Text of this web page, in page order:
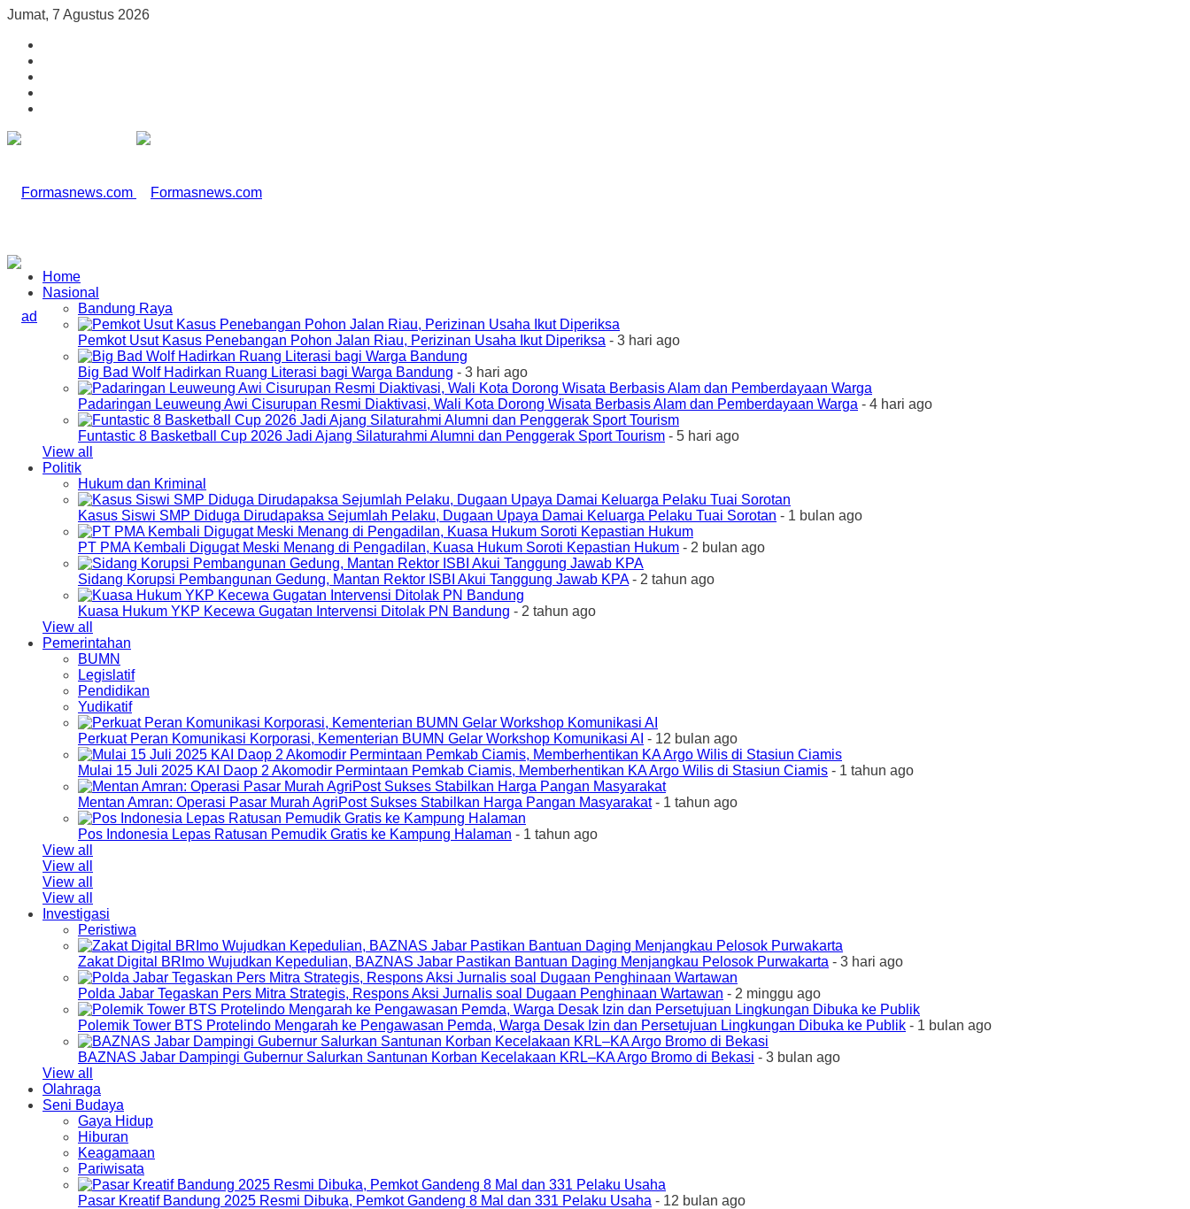
Jumat, 7 Agustus 2026
Home
Nasional
Bandung Raya
Pemkot Usut Kasus Penebangan Pohon Jalan Riau, Perizinan Usaha Ikut Diperiksa - 3 hari ago
Big Bad Wolf Hadirkan Ruang Literasi bagi Warga Bandung - 3 hari ago
Padaringan Leuweung Awi Cisurupan Resmi Diaktivasi, Wali Kota Dorong Wisata Berbasis Alam dan Pemberdayaan Warga - 4 hari ago
Funtastic 8 Basketball Cup 2026 Jadi Ajang Silaturahmi Alumni dan Penggerak Sport Tourism - 5 hari ago
View all
Politik
Hukum dan Kriminal
Kasus Siswi SMP Diduga Dirudapaksa Sejumlah Pelaku, Dugaan Upaya Damai Keluarga Pelaku Tuai Sorotan - 1 bulan ago
PT PMA Kembali Digugat Meski Menang di Pengadilan, Kuasa Hukum Soroti Kepastian Hukum - 2 bulan ago
Sidang Korupsi Pembangunan Gedung, Mantan Rektor ISBI Akui Tanggung Jawab KPA- 2 tahun ago
Kuasa Hukum YKP Kecewa Gugatan Intervensi Ditolak PN Bandung - 2 tahun ago
View all
Pemerintahan
BUMN
Legislatif
Pendidikan
Yudikatif
Perkuat Peran Komunikasi Korporasi, Kementerian BUMN Gelar Workshop Komunikasi AI - 12 bulan ago
Mulai 15 Juli 2025 KAI Daop 2 Akomodir Permintaan Pemkab Ciamis, Memberhentikan KA Argo Wilis di Stasiun Ciamis - 1 tahun ago
Mentan Amran: Operasi Pasar Murah AgriPost Sukses Stabilkan Harga Pangan Masyarakat- 1 tahun ago
Pos Indonesia Lepas Ratusan Pemudik Gratis ke Kampung Halaman - 1 tahun ago
View all
View all
View all
View all
Investigasi
Peristiwa
Zakat Digital BRImo Wujudkan Kepedulian, BAZNAS Jabar Pastikan Bantuan Daging Menjangkau Pelosok Purwakarta - 3 hari ago
Polda Jabar Tegaskan Pers Mitra Strategis, Respons Aksi Jurnalis soal Dugaan Penghinaan Wartawan - 2 minggu ago
Polemik Tower BTS Protelindo Mengarah ke Pengawasan Pemda, Warga Desak Izin dan Persetujuan Lingkungan Dibuka ke Publik - 1 bulan ago
BAZNAS Jabar Dampingi Gubernur Salurkan Santunan Korban Kecelakaan KRL–KA Argo Bromo di Bekasi - 3 bulan ago
View all
Olahraga
Seni Budaya
Gaya Hidup
Hiburan
Keagamaan
Pariwisata
Pasar Kreatif Bandung 2025 Resmi Dibuka, Pemkot Gandeng 8 Mal dan 331 Pelaku Usaha - 12 bulan ago